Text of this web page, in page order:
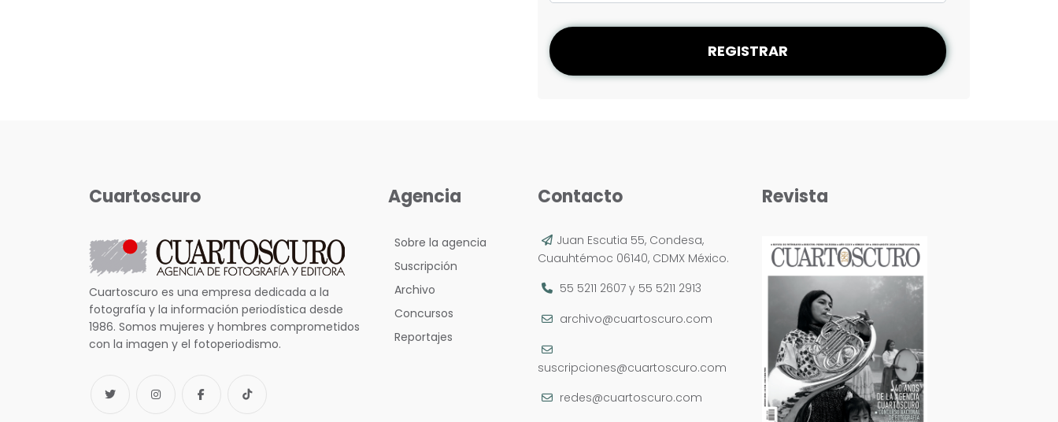
REGISTRAR
Cuartoscuro
Cuartoscuro es una empresa dedicada a la
fotografía y la información periodística desde
1986. Somos mujeres y hombres comprometidos
con la imagen y el fotoperiodismo.
Agencia
Sobre la agencia
Suscripción
Archivo
Concursos
Reportajes
Contacto
Juan Escutia 55, Condesa,
Cuauhtémoc 06140, CDMX México.
55 5211 2607y 55 5211 2913
archivo@cuartoscuro.com
suscripciones@cuartoscuro.com
redes@cuartoscuro.com
Revista